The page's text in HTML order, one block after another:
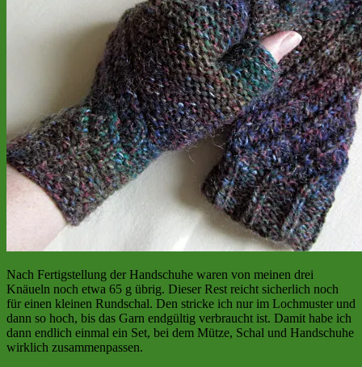
Nach Fertigstellung der Handschuhe waren von meinen drei
Knäueln noch etwa 65 g übrig. Dieser Rest reicht sicherlich noch
für einen kleinen Rundschal. Den stricke ich nur im Lochmuster und
dann so hoch, bis das Garn endgültig verbraucht ist. Damit habe ich
dann endlich einmal ein Set, bei dem Mütze, Schal und Handschuhe
wirklich zusammenpassen.